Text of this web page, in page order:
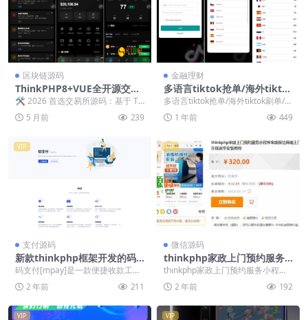
区块链源码
ThinkPHP8+VUE全开源交易
所源码十国语言秒合约、永
续、质押矿机、现货交易
🛠 2026 首选交易所源码：基于 TP
8 + WebSocket 的高性能交易...
5 月前 239
金融理财
多语言tiktok抢单/海外tikto
k刷单/分组/打针/前端vue后
端thinkphp【海外多语言tikt
ok刷单源码】
多语言tiktok抢单/海外tiktok刷单/分
组/打针/前端vue后端thin...
1 年前 449
VIP
支付源码
新款thinkphp框架开发的码
支付mpay源码/个人收款开源
对接微信赞赏码收款码
码支付[mpay]是一款便捷收款工
具，专注于个人免签收款，通过普
通收款码即可实现...
2 年前 211
VIP
微信源码
thinkphp家政上门预约服务
小程序家政保洁师傅上门服务
小程序上门服务在线派单安装
教程
thinkphp家政上门预约服务小程序
家政保洁师傅上门服务小程序上门
服务在线派单...
2 年前 192
VIP VIP